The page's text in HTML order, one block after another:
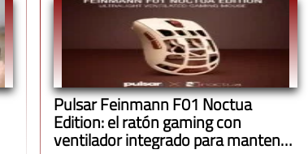
Pulsar Feinmann F01 Noctua
Edition: el ratón gaming con
ventilador integrado para mantener